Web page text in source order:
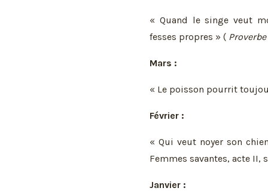
« Quand le singe veut
fesses propres » (
Mars :
« Le poisson pourrit
Février :
« Qui veut noyer son
Femmes savantes, acte II,
Janvier :